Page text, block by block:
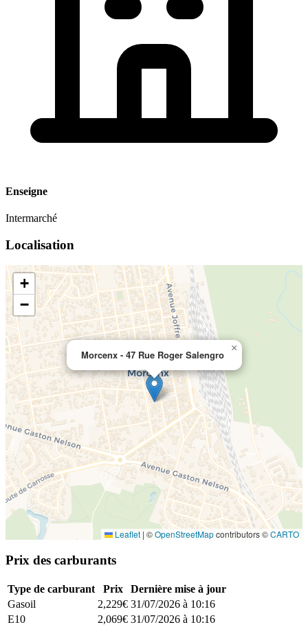
Enseigne
Intermarché
Localisation
Morcenx - 47 Rue Roger Salengro
×
+
−
Leaflet | ©OpenStreetMapcontributors ©CARTO
Prix des carburants
Type de carburant Prix
Dernière mise à jour
Gasoil
2,229€ 31/07/2026 à 10:16
E10
2,069€ 31/07/2026 à 10:16